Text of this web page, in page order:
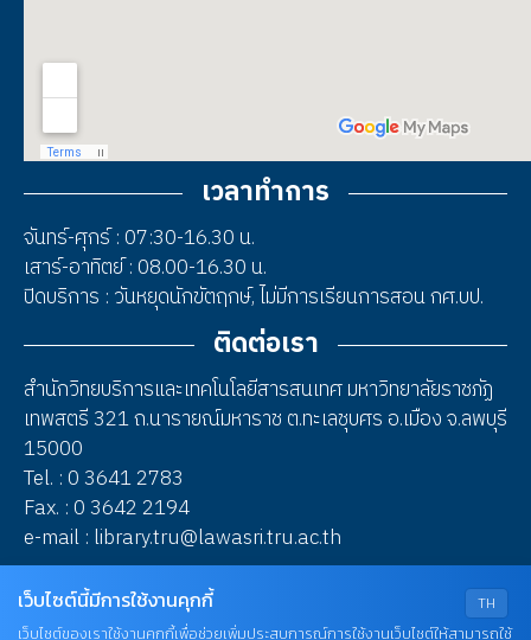
เวลาทำการ
จันทร์-ศุกร์ : 07:30-16.30 น.
เสาร์-อาทิตย์ : 08.00-16.30 น.
ปิดบริการ : วันหยุดนักขัตฤกษ์, ไม่มีการเรียนการสอน กศ.บป.
ติดต่อเรา
สำนักวิทยบริการและเทคโนโลยีสารสนเทศ มหาวิทยาลัยราชภัฏ
เทพสตรี 321 ถ.นารายณ์มหาราช ต.ทะเลชุบศร อ.เมือง จ.ลพบุรี
15000
Tel. : 0 3641 2783
Fax. : 0 3642 2194
e-mail : library.tru@lawasri.tru.ac.th
TH
เว็บไซต์นี้มีการใช้งานคุกกี้
เว็บไซต์ของเราใช้งานคุกกี้เพื่อช่วยเพิ่มประสบการณ์การใช้งานเว็บไซต์ให้สามารถใช้